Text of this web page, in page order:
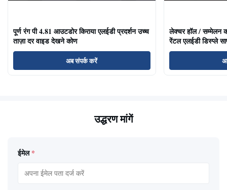
पूर्ण रंग पी 4.81 आउटडोर किराया एलईडी प्रदर्शन उच्च
ताज़ा दर वाइड देखने कोण
अब संपर्क करें
लेक्चर हॉल / सम्मेलन
रेंटल एलईडी डिस्प्ले
उद्धरण मांगें
ईमेल *